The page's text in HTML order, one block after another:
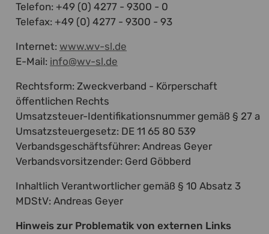
Telefon: +49 (0) 4277 - 9300 - 0
Telefax: +49 (0) 4277 - 9300 - 93
Internet: www.wv-sl.de
E-Mail: info@wv-sl.de
Rechtsform: Zweckverband - Körperschaft
öffentlichen Rechts
Umsatzsteuer-Identifikationsnummer gemäß § 27 a
Umsatzsteuergesetz: DE 11 65 80 539
Verbandsgeschäftsführer: Andreas Geyer
Verbandsvorsitzender: Gerd Göbberd
Inhaltlich Verantwortlicher gemäß § 10 Absatz 3
MDStV: Andreas Geyer
Hinweis zur Problematik von externen Links